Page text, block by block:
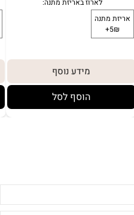
מידע נוסף
הוסף לסל